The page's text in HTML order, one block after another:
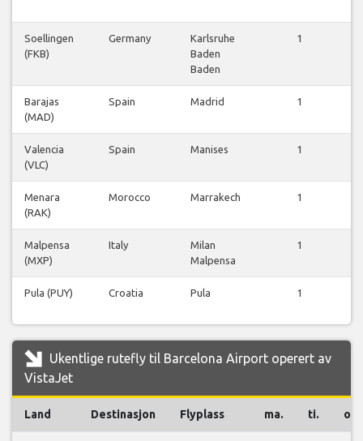
Soellingen
(FKB)
Germany
Karlsruhe
Baden
Baden
1
Barajas
(MAD)
Spain Madrid
1
Valencia
(VLC)
Spain Manises
1
Menara
(RAK)
Morocco Marrakech
1
Malpensa
(MXP)
Italy
Milan
Malpensa
1
Pula (PUY) Croatia Pula
1
Ukentlige rutefly til Barcelona Airport operert av
VistaJet
Land Destinasjon Flyplass ma. ti. on.